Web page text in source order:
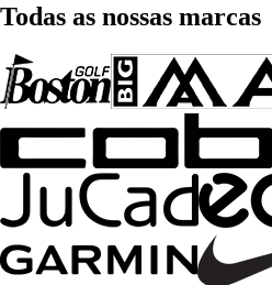
Todas as nossas marcas